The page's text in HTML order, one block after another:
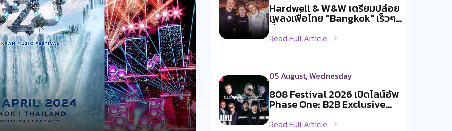
Hardwell & W&W เตรียมปล่อย
เพลงเพื่อไทย "Bangkok" เร็วๆ
นี้!
Read Full Article
05 August, Wednesday
808 Festival 2026 เปิดไลน์อัพ
Phase One: B2B Exclusive
สองค...
Read Full Article